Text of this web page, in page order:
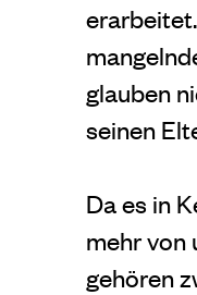
glauben
seinen
Da es in
mehr von
gehören